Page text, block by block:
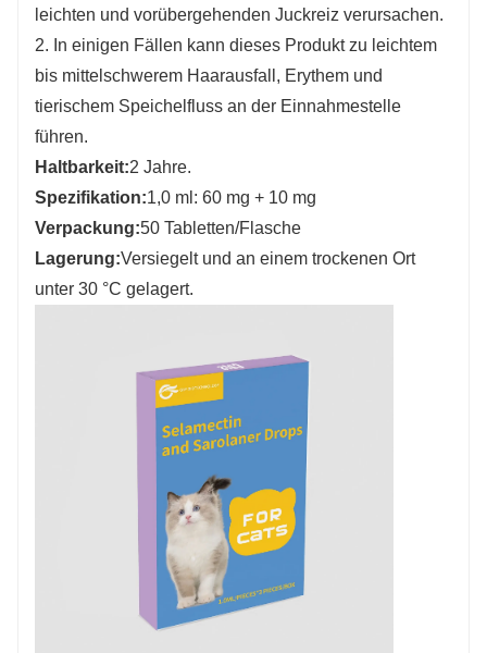
leichten und vorübergehenden Juckreiz verursachen.
2. In einigen Fällen kann dieses Produkt zu leichtem
bis mittelschwerem Haarausfall, Erythem und
tierischem Speichelfluss an der Einnahmestelle
führen.
Haltbarkeit:2 Jahre.
Spezifikation:1,0 ml: 60 mg + 10 mg
Verpackung:50 Tabletten/Flasche
Lagerung:Versiegelt und an einem trockenen Ort
unter 30 °C gelagert.